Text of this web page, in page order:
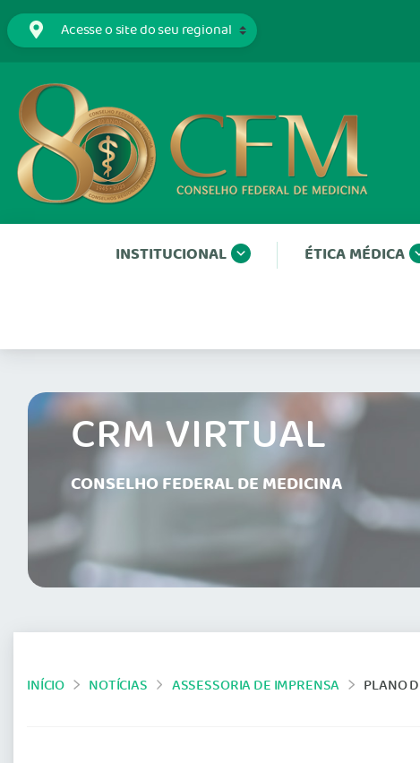
INSTITUCIONAL ÉTICA MÉDICA
CRM VIRTUAL
CONSELHO FEDERAL DE MEDICINA
INÍCIO NOTÍCIAS ASSESSORIA DE IMPRENSA PLANO